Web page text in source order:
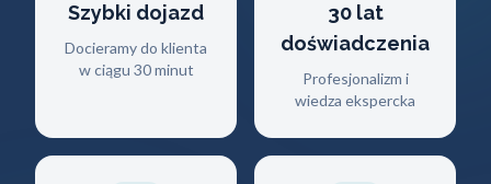
Szybki dojazd
Docieramy do klienta
w ciągu 30 minut
30 lat
doświadczenia
Profesjonalizm i
wiedza ekspercka